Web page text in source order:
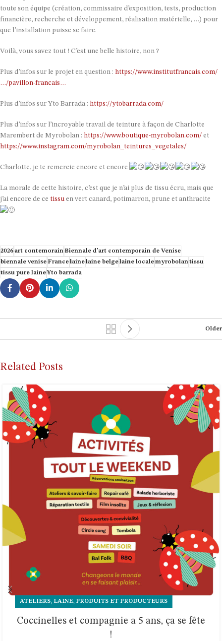
toute son équipe (création, commissaire d’exposition, tests, production
financière, recherche et développement, réalisation matérielle, …) pour
que l’installation puisse se faire.
Voilà, vous savez tout ! C’est une belle histoire, non ?
Plus d’infos sur le projet en question : https://www.institutfrancais.com/
…/pavillon-francais…
Plus d’infos sur Yto Barrada : https://ytobarrada.com/
Plus d’infos sur l’incroyable travail de teinture à façon de Charlotte
Marembert de Myrobolan : https://www.boutique-myrobolan.com/ et
https://www.instagram.com/myrobolan_teintures_vegetales/
Charlotte, je te remercie encore et encore
La morale de cette histoire, c’est que je n’ai plus de tissu écru, mais que
j’ai encore de ce tissu en vert canard, potimarron, prune et anthracite
2026art contemorainBiennale d'art contemporain de Venise
biennale veniseFrancelainelaine belgelaine localemyrobolantissu
tissu pure laineYto barrada
Older
Related Posts
ATELIERS, LAINE, PRODUITS ET PRODUCTEURS
Coccinelles et compagnie a 5 ans, ça se fête
!